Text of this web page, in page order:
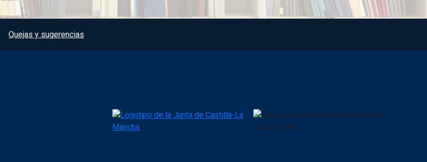
Quejas y sugerencias